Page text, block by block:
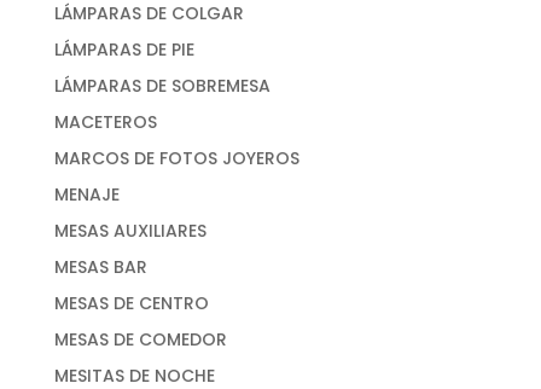
LÁMPARAS DE COLGAR
LÁMPARAS DE PIE
LÁMPARAS DE SOBREMESA
MACETEROS
MARCOS DE FOTOS JOYEROS
MENAJE
MESAS AUXILIARES
MESAS BAR
MESAS DE CENTRO
MESAS DE COMEDOR
MESITAS DE NOCHE